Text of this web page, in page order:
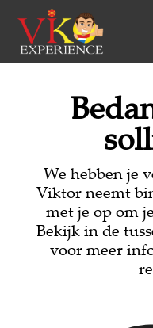
We hebben je
Viktor neemt
met je op om
Bekijk in de
voor meer